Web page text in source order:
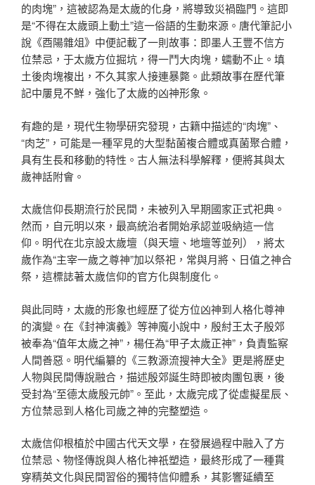
的肉塊”，這被認為是太歲的化身，將導致災禍臨門。這即
是“不得在太歲頭上動土”這一俗語的生動來源。唐代筆記小
說《酉陽雜俎》中便記載了一則故事：即墨人王豐不信方
位禁忌，于太歲方位掘坑，得一鬥大肉塊，蠕動不止。填
土後肉塊複出，不久其家人接連暴斃。此類故事在歷代筆
記中屢見不鮮，強化了太歲的凶神形象。
有趣的是，現代生物學研究發現，古籍中描述的“肉塊”、
“肉芝”，可能是一種罕見的大型黏菌複合體或真菌聚合體，
具有生長和移動的特性。古人無法科學解釋，便將其與太
歲神話附會。
太歲信仰長期流行於民間，未被列入早期國家正式祀典。
然而，自元明以來，最高統治者開始承認並吸納這一信
仰。明代在北京設太歲壇（與天壇、地壇等並列），將太
歲作為“主宰一歲之尊神”加以祭祀，常與月將、日值之神合
祭，這標誌著太歲信仰的官方化與制度化。
與此同時，太歲的形象也經歷了從方位凶神到人格化尊神
的演變。在《封神演義》等神魔小說中，殷紂王太子殷郊
被奉為“值年太歲之神”，楊任為“甲子太歲正神”，負責監察
人間善惡。明代編纂的《三教源流搜神大全》更是將歷史
人物與民間傳說融合，描述殷郊誕生時即被肉團包裹，後
受封為“至德太歲殷元帥”。至此，太歲完成了從虛擬星辰、
方位禁忌到人格化司歲之神的完整塑造。
太歲信仰根植於中國古代天文學，在發展過程中融入了方
位禁忌、物怪傳說與人格化神祇塑造，最終形成了一種貫
穿精英文化與民間習俗的獨特信仰體系，其影響延續至